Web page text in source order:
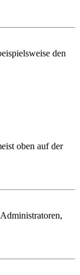
den
oben auf der